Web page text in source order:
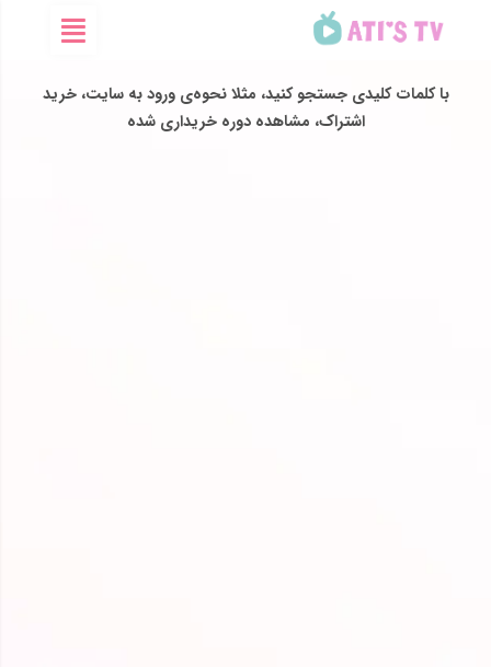
چطور می‌تونیم کمکتون کنیم؟
با کلمات کلیدی جستجو کنید، مثلا نحوه‌ی ورود به سایت، خرید
اشتراک، مشاهده دوره خریداری شده